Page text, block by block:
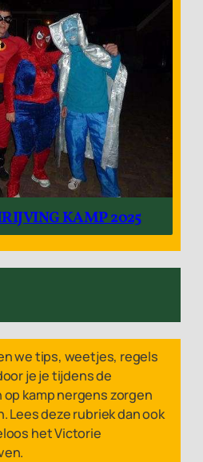
KAMP 2025
we tips, weetjes, regels
je je tijdens de
kamp nergens zorgen
Lees deze rubriek dan ook
het Victorie